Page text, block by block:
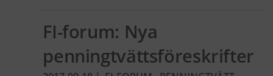
FI-forum: Nya
penningtvättsföreskrifter